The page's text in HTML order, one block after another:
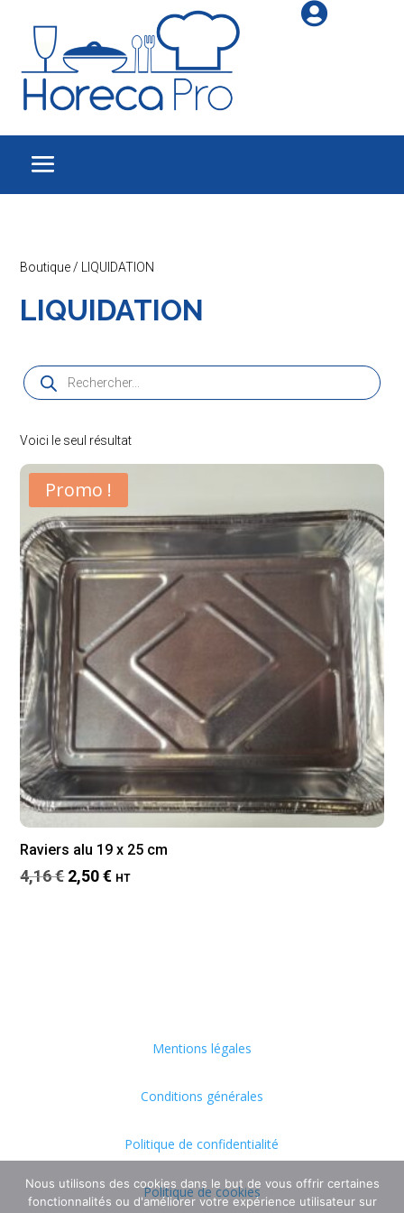

Boutique / LIQUIDATION
LIQUIDATION
Recherche
de
produits
Voici le seul résultat
Promo !
Raviers alu 19 x 25 cm
4,16€ Le
2,50€Le
HT
Mentions légales
Conditions générales
Politique de confidentialité
Politique de cookies
Nous utilisons des cookies dans le but de vous offrir certaines
fonctionnalités ou d'améliorer votre expérience utilisateur sur